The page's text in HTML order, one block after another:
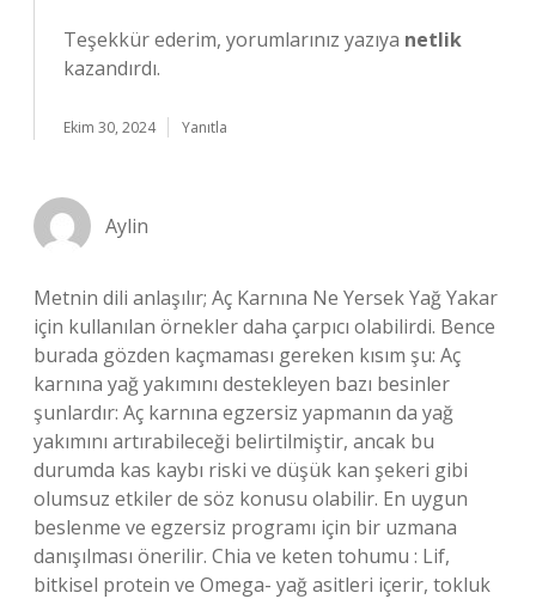
Teşekkür ederim, yorumlarınız yazıya netlik
kazandırdı.
Ekim 30, 2024 Yanıtla
Aylin
Metnin dili anlaşılır; Aç Karnına Ne Yersek Yağ Yakar
için kullanılan örnekler daha çarpıcı olabilirdi. Bence
burada gözden kaçmaması gereken kısım şu: Aç
karnına yağ yakımını destekleyen bazı besinler
şunlardır: Aç karnına egzersiz yapmanın da yağ
yakımını artırabileceği belirtilmiştir, ancak bu
durumda kas kaybı riski ve düşük kan şekeri gibi
olumsuz etkiler de söz konusu olabilir. En uygun
beslenme ve egzersiz programı için bir uzmana
danışılması önerilir. Chia ve keten tohumu : Lif,
bitkisel protein ve Omega- yağ asitleri içerir, tokluk